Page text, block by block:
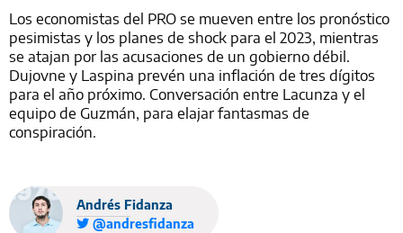
Los economistas del PRO se mueven entre los pronóstico
pesimistas y los planes de shock para el 2023, mientras
se atajan por las acusaciones de un gobierno débil.
Dujovne y Laspina prevén una inflación de tres dígitos
para el año próximo. Conversación entre Lacunza y el
equipo de Guzmán, para elajar fantasmas de
conspiración.
Andrés Fidanza
@andresfidanza